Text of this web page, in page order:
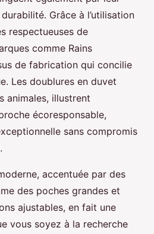
Grâce à l’utilisation
respectueuses de
comme Rains
de fabrication qui concilie
Les doublures en duvet
animales, illustrent
écoresponsable,
sans compromis
accentuée par des
des poches grandes et
ajustables, en fait une
vous soyez à la recherche